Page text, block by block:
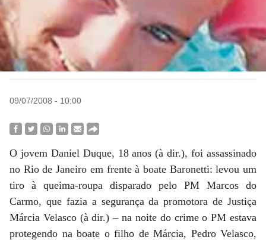
09/07/2008 - 10:00
O jovem Daniel Duque, 18 anos (à dir.), foi assassinado
no Rio de Janeiro em frente à boate Baronetti: levou um
tiro à queima-roupa disparado pelo PM Marcos do
Carmo, que fazia a segurança da promotora de Justiça
Márcia Velasco (à dir.) – na noite do crime o PM estava
protegendo na boate o filho de Márcia, Pedro Velasco,